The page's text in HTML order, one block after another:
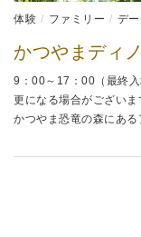
体験 ファミリー デー
かつやまディ
9：00～17：00（最終
更になる場合がございま
かつやま恐竜の森にある